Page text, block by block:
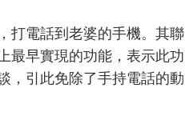
打電話到老婆的手機。其聯
最早實現的功能，表示此功
，引此免除了手持電話的動